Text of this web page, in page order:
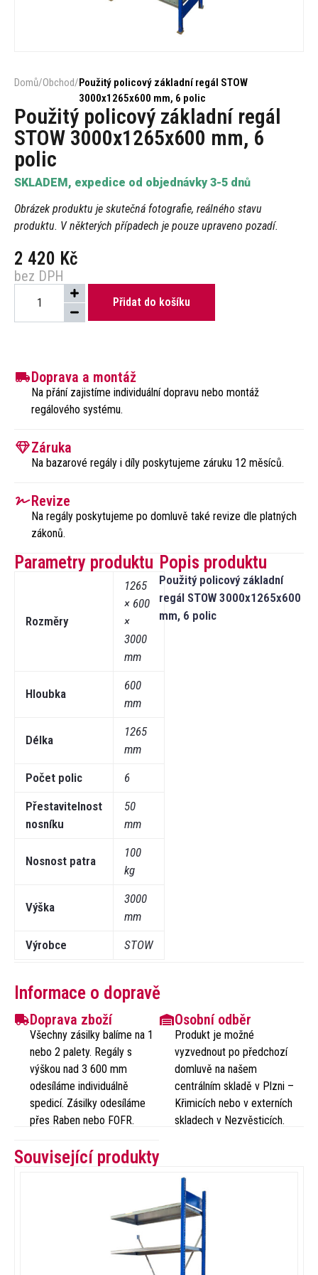
Domů/Obchod/Použitý policový základní regál STOW
3000x1265x600 mm, 6 polic
Použitý policový základní regál
STOW 3000x1265x600 mm, 6
polic
SKLADEM, expedice od objednávky 3-5 dnů
Obrázek produktu je skutečná fotografie, reálného stavu
produktu. V některých případech je pouze upraveno pozadí.
2 420 Kč
bez DPH
Přidat do košíku
Doprava a montáž
Na přání zajistíme individuální dopravu nebo montáž
regálového systému.​
Záruka
Na bazarové regály i díly poskytujeme záruku 12 měsíců.
Revize
Na regály poskytujeme po domluvě také revize dle platných
zákonů.​
Parametry produktu
Rozměry
1265
× 600
×
3000
mm
Hloubka
600
mm
Délka
1265
mm
Počet polic
6
Přestavitelnost
nosníku
50
mm
Nosnost patra
100
kg
Výška
3000
mm
Výrobce
STOW
Popis produktu
Použitý policový základní
regál STOW 3000x1265x600
mm, 6 polic
Informace o dopravě
Doprava zboží
Všechny zásilky balíme na 1
nebo 2 palety. Regály s
výškou nad 3 600 mm
odesíláme individuálně
spedicí. Zásilky odesíláme
přes Raben nebo FOFR.
Osobní odběr
Produkt je možné
vyzvednout po předchozí
domluvě na našem
centrálním skladě v Plzni –
Křimicích nebo v externích
skladech v Nezvěsticích.
Související produkty